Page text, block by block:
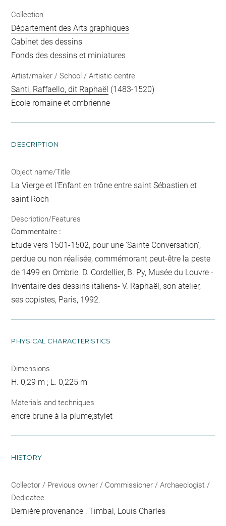
Collection
Département des Arts graphiques
Cabinet des dessins
Fonds des dessins et miniatures
Artist/maker / School / Artistic centre
Santi, Raffaello, dit Raphaël (1483-1520)
Ecole romaine et ombrienne
DESCRIPTION
Object name/Title
La Vierge et l'Enfant en trône entre saint Sébastien et
saint Roch
Description/Features
Commentaire :
Etude vers 1501-1502, pour une 'Sainte Conversation',
perdue ou non réalisée, commémorant peut-être la peste
de 1499 en Ombrie. D. Cordellier, B. Py, Musée du Louvre -
Inventaire des dessins italiens- V. Raphaël, son atelier,
ses copistes, Paris, 1992.
PHYSICAL CHARACTERISTICS
Dimensions
H. 0,29 m ; L. 0,225 m
Materials and techniques
encre brune à la plume;stylet
HISTORY
Collector / Previous owner / Commissioner / Archaeologist /
Dedicatee
Dernière provenance : Timbal, Louis Charles